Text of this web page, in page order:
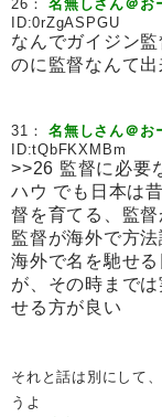
26：名無しさん＠お
ID:0rZgASPGU
なんでガイジン
のに監督なんて出
31：名無しさん＠お
ID:tQbFKXMBm
>>26 監督に必要
ハウ でも日本は
督を育てる、監
監督が海外で方
海外で名を馳せ
が、その時まで
せる方が良い
それと話は別にして
うよ